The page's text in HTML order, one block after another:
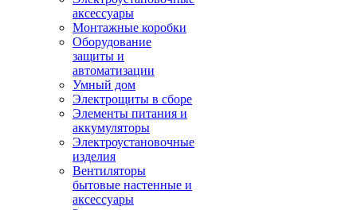
аксессуары
Монтажные коробки
Оборудование
защиты и
автоматизации
Умный дом
Электрощиты в сборе
Элементы питания и
аккумуляторы
Электроустановочные
изделия
Вентиляторы
бытовые настенные и
аксессуары